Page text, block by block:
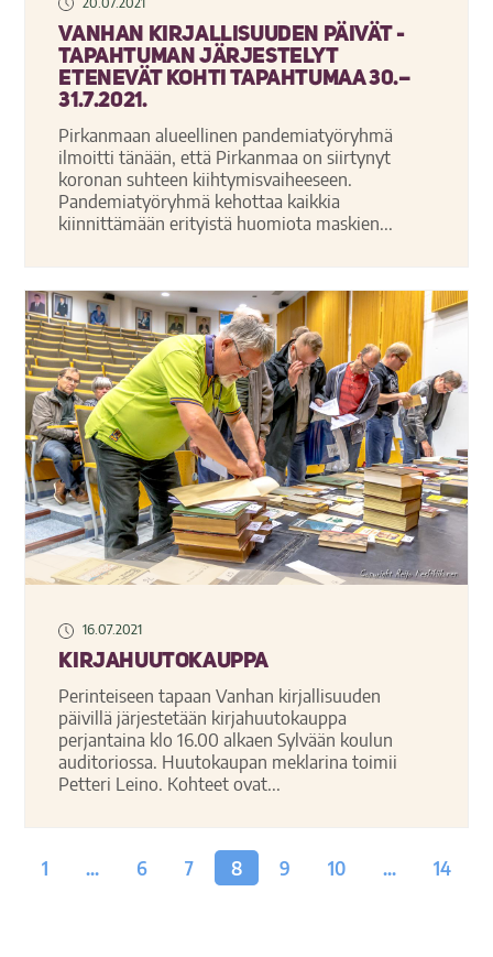
Vanhan kirjallisuuden päivät -
tapahtuman järjestelyt
etenevät kohti tapahtumaa 30.–
31.7.2021.
Pirkanmaan alueellinen pandemiatyöryhmä
ilmoitti tänään, että Pirkanmaa on siirtynyt
koronan suhteen kiihtymisvaiheeseen.
Pandemiatyöryhmä kehottaa kaikkia
kiinnittämään erityistä huomiota maskien...
16.07.2021
Kirjahuutokauppa
Perinteiseen tapaan Vanhan kirjallisuuden
päivillä järjestetään kirjahuutokauppa
perjantaina klo 16.00 alkaen Sylvään koulun
auditoriossa. Huutokaupan meklarina toimii
Petteri Leino. Kohteet ovat...
1 … 6 7 8 9 10 … 14